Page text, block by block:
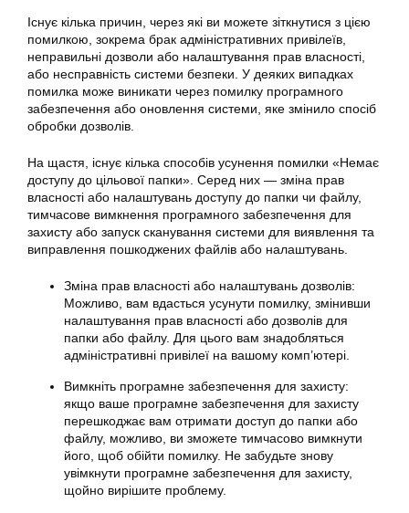
Існує кілька причин, через які ви можете зіткнутися з цією
помилкою, зокрема брак адміністративних привілеїв,
неправильні дозволи або налаштування прав власності,
або несправність системи безпеки. У деяких випадках
помилка може виникати через помилку програмного
забезпечення або оновлення системи, яке змінило спосіб
обробки дозволів.
На щастя, існує кілька способів усунення помилки «Немає
доступу до цільової папки». Серед них — зміна прав
власності або налаштувань доступу до папки чи файлу,
тимчасове вимкнення програмного забезпечення для
захисту або запуск сканування системи для виявлення та
виправлення пошкоджених файлів або налаштувань.
Зміна прав власності або налаштувань дозволів:
Можливо, вам вдасться усунути помилку, змінивши
налаштування прав власності або дозволів для
папки або файлу. Для цього вам знадобляться
адміністративні привілеї на вашому комп’ютері.
Вимкніть програмне забезпечення для захисту:
якщо ваше програмне забезпечення для захисту
перешкоджає вам отримати доступ до папки або
файлу, можливо, ви зможете тимчасово вимкнути
його, щоб обійти помилку. Не забудьте знову
увімкнути програмне забезпечення для захисту,
щойно вирішите проблему.